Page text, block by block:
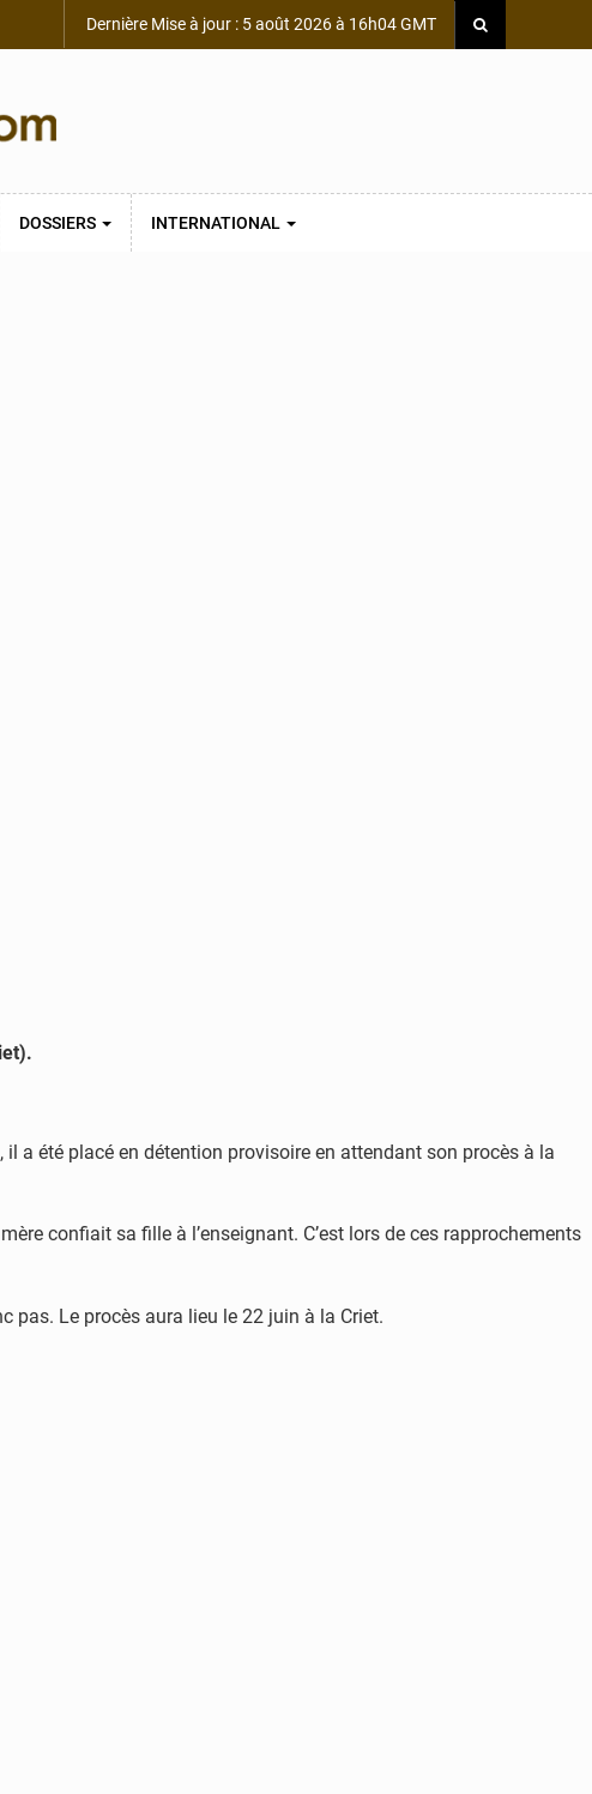
Dernière Mise à jour : 5 août 2026 à 16h04 GMT
DOSSIERS INTERNATIONAL
a été placé en détention provisoire en attendant son procès à la
confiait sa fille à l’enseignant. C’est lors de ces rapprochements
pas. Le procès aura lieu le 22 juin à la Criet.